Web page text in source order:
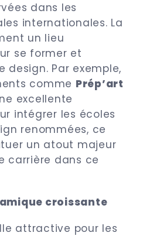
dans les
internationales. La
un lieu
se former et
design. Par exemple,
comme Prép’art
excellente
intégrer les écoles
renommées, ce
un atout majeur
carrière dans ce
croissante
attractive pour les